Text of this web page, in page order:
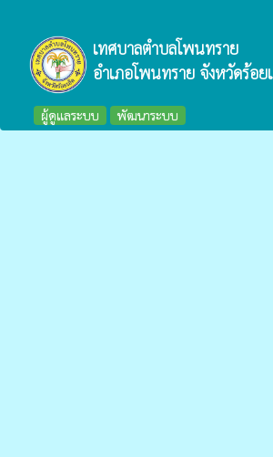
เทศบาลตำบลโพนทราย
อำเภอโพนทราย จังหวัดร้อย
ผู้ดูแลระบบ พัฒนาระบบ